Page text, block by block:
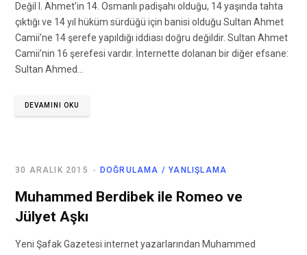
Değil I. Ahmet’in 14. Osmanlı padişahı olduğu, 14 yaşında tahta
çıktığı ve 14 yıl hüküm sürdüğü için banisi olduğu Sultan Ahmet
Camii’ne 14 şerefe yapıldığı iddiası doğru değildir. Sultan Ahmet
Camii’nin 16 şerefesi vardır. İnternette dolanan bir diğer efsane:
Sultan Ahmed…
DEVAMINI OKU
DOĞRULAMA / YANLIŞLAMA
30 ARALIK 2015
Muhammed Berdibek ile Romeo ve
Jülyet Aşkı
Yeni Şafak Gazetesi internet yazarlarından Muhammed